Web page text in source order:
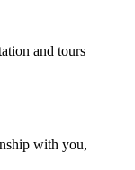
and tours
with you,